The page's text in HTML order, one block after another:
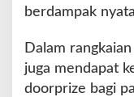
berdampak
Dalam
juga mendapat
doorprize bagi